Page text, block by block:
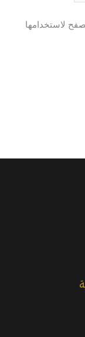
لاستخدامها